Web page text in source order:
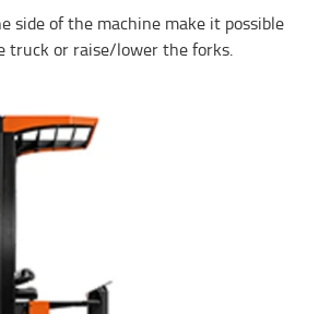
side of the machine make it possible
truck or raise/lower the forks.